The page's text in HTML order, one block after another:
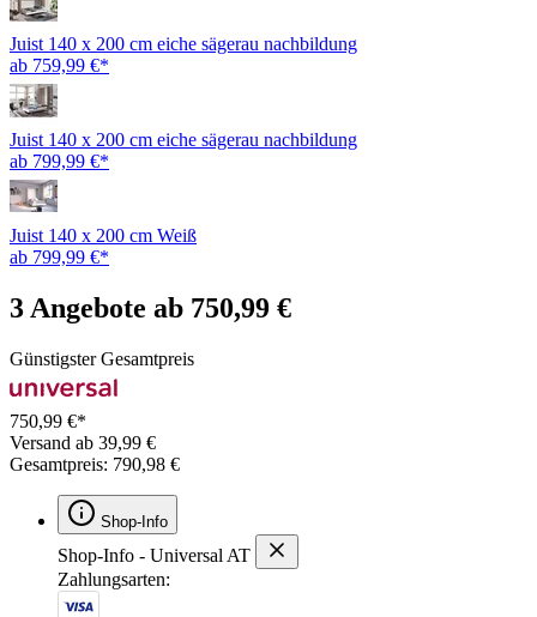
Juist 140 x 200 cm eiche sägerau nachbildung
ab 759,99 €*
Juist 140 x 200 cm eiche sägerau nachbildung
ab 799,99 €*
Juist 140 x 200 cm Weiß
ab 799,99 €*
3 Angebote ab 750,99 €
Günstigster Gesamtpreis
750,99 €*
Versand ab 39,99 €
Gesamtpreis: 790,98 €
Shop-Info
Shop-Info - Universal AT
Zahlungsarten: